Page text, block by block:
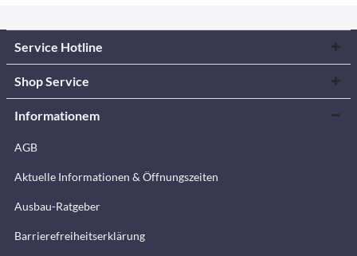
Service Hotline
Shop Service
Informationem
AGB
Aktuelle Informationen & Öffnungszeiten
Ausbau-Ratgeber
Barrierefreiheitserklärung